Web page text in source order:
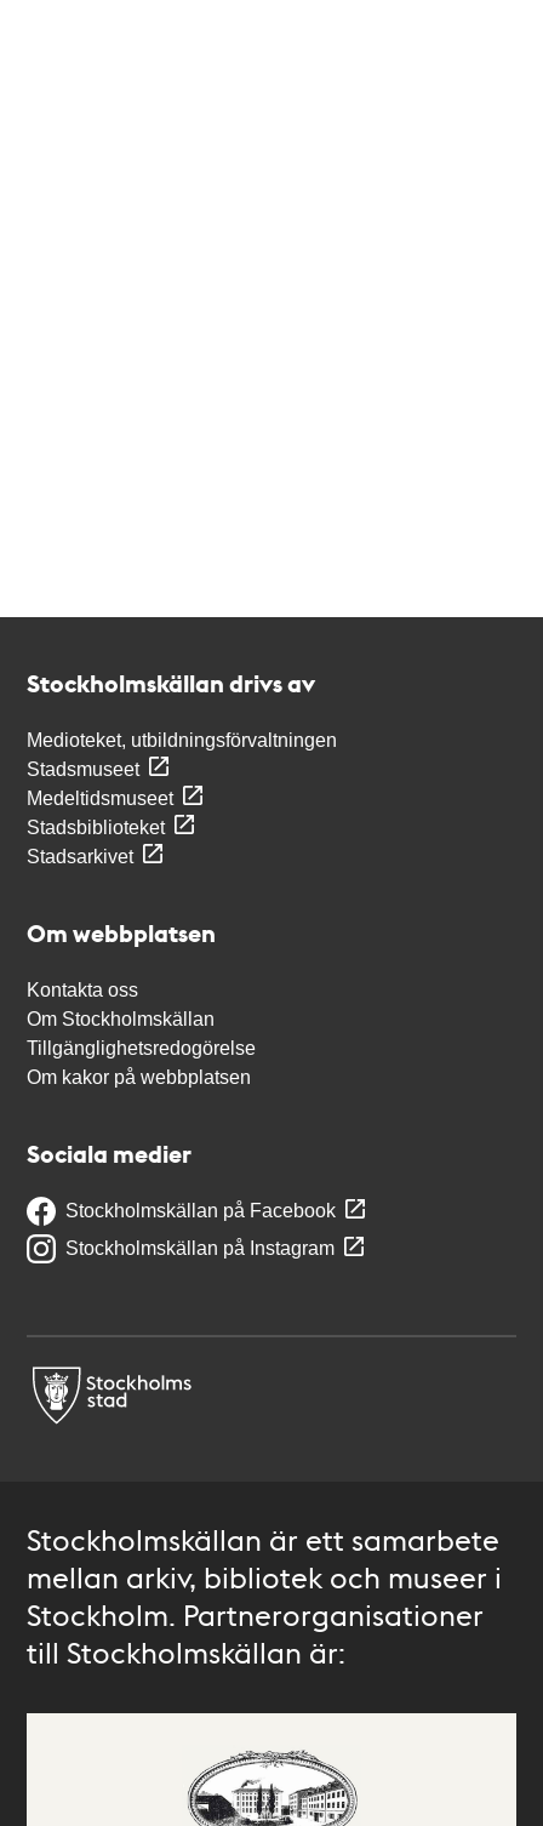
Stockholmskällan drivs av
Medioteket, utbildningsförvaltningen
Stadsmuseet
Medeltidsmuseet
Stadsbiblioteket
Stadsarkivet
Om webbplatsen
Kontakta oss
Om Stockholmskällan
Tillgänglighetsredogörelse
Om kakor på webbplatsen
Sociala medier
Stockholmskällan på Facebook
Stockholmskällan på Instagram
Stockholmskällan är ett samarbete
mellan arkiv, bibliotek och museer i
Stockholm. Partnerorganisationer
till Stockholmskällan är: